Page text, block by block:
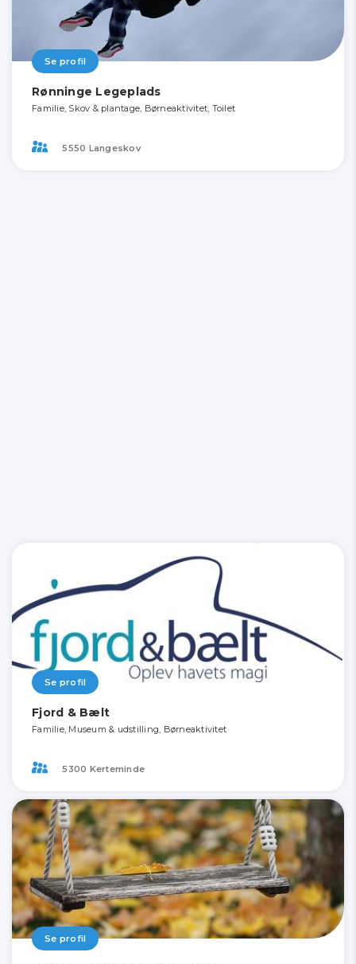
Se profil
Rønninge Legeplads
Familie, Skov & plantage, Børneaktivitet, Toilet
5550 Langeskov
Se profil
Fjord & Bælt
Familie, Museum & udstilling, Børneaktivitet
5300 Kerteminde
Se profil